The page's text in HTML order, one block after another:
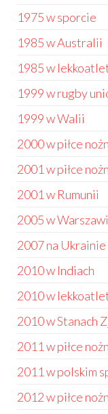
1975 w sporcie
1985 w Australii
1985 w
1999 w rugby
1999 w Walii
2000 w piłce
2001 w piłce
2001 w Rumunii
2005 w
2007 na Ukrainie
2010 w Indiach
2010 w
2010 w Stanach
2011 w piłce
2011 w polskim
2012 w piłce